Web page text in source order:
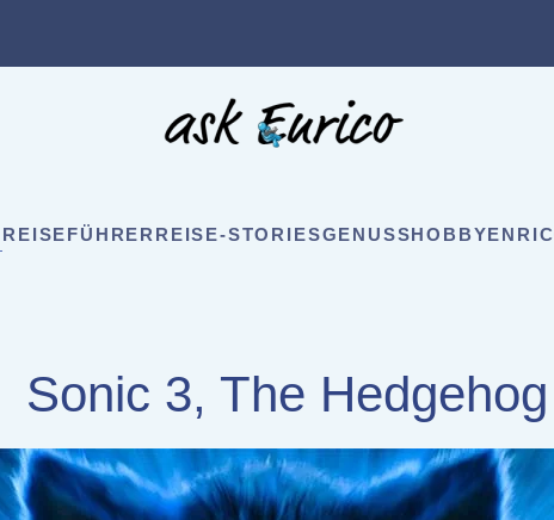
REISEFÜHRER REISE-STORIESGENUSSHOBBY
Sonic 3, The Hedgehog